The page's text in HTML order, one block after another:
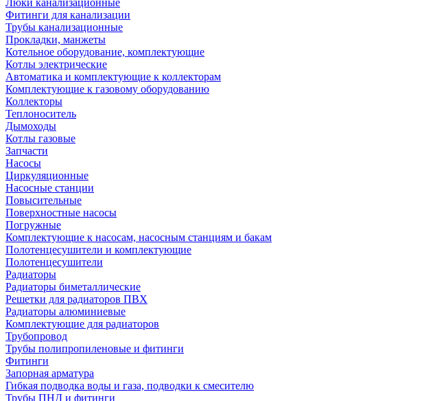
Люки канализационные
Фитинги для канализации
Трубы канализационные
Прокладки, манжеты
Котельное оборудование, комплектующие
Котлы электрические
Автоматика и комплектующие к коллекторам
Комплектующие к газовому оборудованию
Коллекторы
Теплоноситель
Дымоходы
Котлы газовые
Запчасти
Насосы
Циркуляционные
Насосные станции
Повысительные
Поверхностные насосы
Погружные
Комплектующие к насосам, насосным станциям и бакам
Полотенцесушители и комплектующие
Полотенцесушители
Радиаторы
Радиаторы биметаллические
Решетки для радиаторов ПВХ
Радиаторы алюминиевые
Комплектующие для радиаторов
Трубопровод
Трубы полипропиленовые и фитинги
Фитинги
Запорная арматура
Гибкая подводка воды и газа, подводки к смесителю
Трубы ПНД и фитинги